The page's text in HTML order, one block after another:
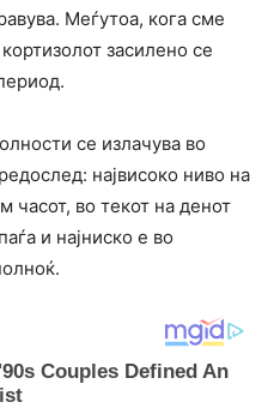
Меѓутоа, кога сме
засилено се
се излачува во
највисоко ниво на
часот, во текот на денот
и најниско е во